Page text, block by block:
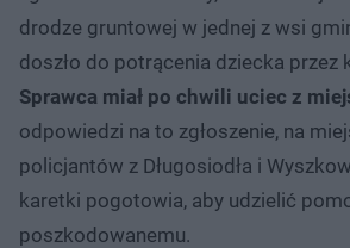
drodze gruntowej w jednej z wsi
doszło do potrącenia dziecka przez
Sprawca miał po chwili uciec z
odpowiedzi na to zgłoszenie, na
policjantów z Długosiodła i
karetki pogotowia, aby udzielić
poszkodowanemu.